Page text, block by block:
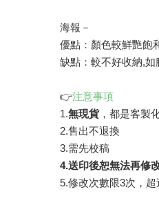
海報－
優點：顏色較鮮艷飽
缺點：較不好收納,
👉注意事項
1.無現貨，都是客製
2.售出不退換
3.需先校稿
4.送印後恕無法再修
5.修改次數限3次，